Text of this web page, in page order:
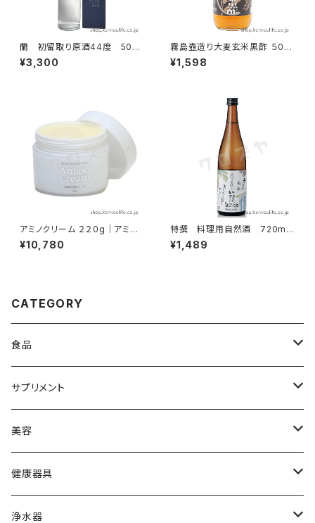
蘭 初留取り原酒44度 500
ml ｜全芋焼酎｜黄金酒造
¥3,300
霧島壺造り大麦玄米黒酢 ５００
ml｜長期熟成壺醸造の美味し
い黒酢｜霧島黒酢
¥1,598
アミノクリーム ２２０g｜アミノ
酸エキス配合弱酸性皮膚クリー
ム｜霧島黒酢
¥10,780
特撰 料理用自然酒 720ml
｜飲んで美味しい料理用日本酒
｜澤田酒造
¥1,489
CATEGORY
食品
黒酢
食用油
調味料
自然食品
サプリメント
アミノ酸
ビタミン
ミネラル
美容
スキンケア
ヘアケア
健康器具
吸い玉医療器
浄水器